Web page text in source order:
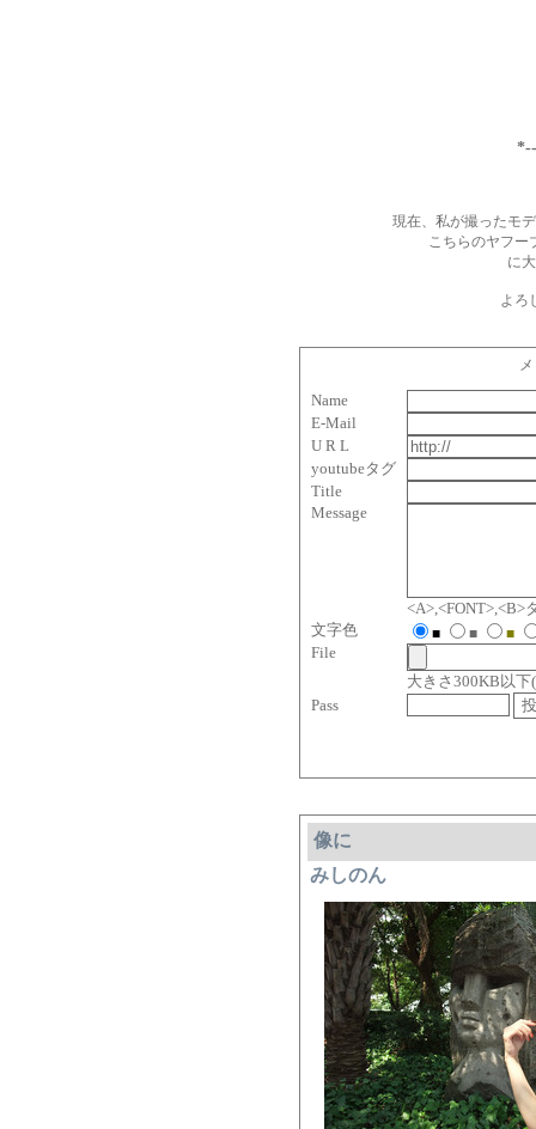
現在、私が撮ったモ
こちらのヤフ
に
よろ
Name
E-Mail
U R L
youtubeタグ
Title
Message
<A>,<FONT>,<B>
文字色
■ ■ ■
File
大きさ300KB以下
Pass
像に
みしのん